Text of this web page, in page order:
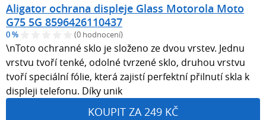
Aligator ochrana displeje Glass Motorola Moto
G75 5G 8596426110437
0 % (0 hodnocení)
\nToto ochranné sklo je složeno ze dvou vrstev. Jednu
vrstvu tvoří tenké, odolné tvrzené sklo, druhou vrstvu
tvoří speciální fólie, která zajistí perfektní přilnutí skla k
displeji telefonu. Díky unik
KOUPIT ZA 249 KČ